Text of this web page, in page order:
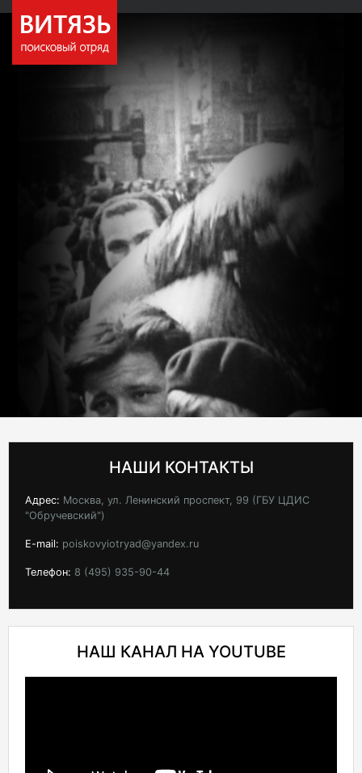
НАШИ КОНТАКТЫ
Адрес: Москва, ул. Ленинский проспект, 99 (ГБУ ЦДИС
"Обручевский")
E-mail: poiskovyiotryad@yandex.ru
Телефон: 8 (495) 935-90-44
НАШ КАНАЛ НА YOUTUBE